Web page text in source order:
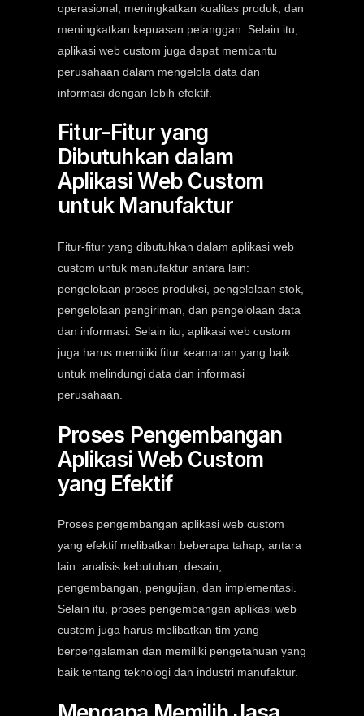
operasional, meningkatkan kualitas produk, dan
meningkatkan kepuasan pelanggan. Selain itu,
aplikasi web custom juga dapat membantu
perusahaan dalam mengelola data dan
informasi dengan lebih efektif.
Fitur-Fitur yang
Dibutuhkan dalam
Aplikasi Web Custom
untuk Manufaktur
Fitur-fitur yang dibutuhkan dalam aplikasi web
custom untuk manufaktur antara lain:
pengelolaan proses produksi, pengelolaan stok,
pengelolaan pengiriman, dan pengelolaan data
dan informasi. Selain itu, aplikasi web custom
juga harus memiliki fitur keamanan yang baik
untuk melindungi data dan informasi
perusahaan.
Proses Pengembangan
Aplikasi Web Custom
yang Efektif
Proses pengembangan aplikasi web custom
yang efektif melibatkan beberapa tahap, antara
lain: analisis kebutuhan, desain,
pengembangan, pengujian, dan implementasi.
Selain itu, proses pengembangan aplikasi web
custom juga harus melibatkan tim yang
berpengalaman dan memiliki pengetahuan yang
baik tentang teknologi dan industri manufaktur.